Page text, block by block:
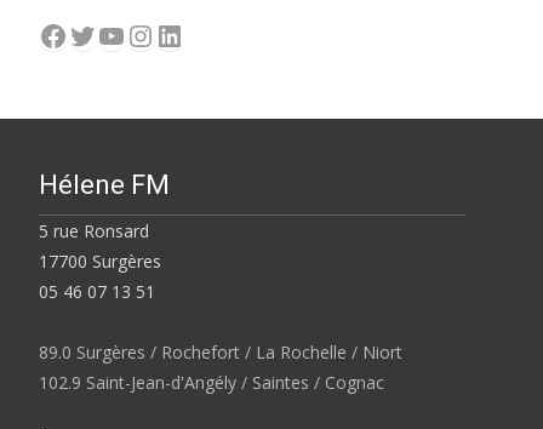
Facebook
Twitter
YouTube
Instagram
LinkedIn
Hélene FM
5 rue Ronsard
17700 Surgères
05 46 07 13 51
89.0 Surgères / Rochefort / La Rochelle / Niort
102.9 Saint-Jean-d'Angély / Saintes / Cognac